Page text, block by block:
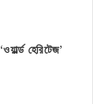
হেরিটেজ’